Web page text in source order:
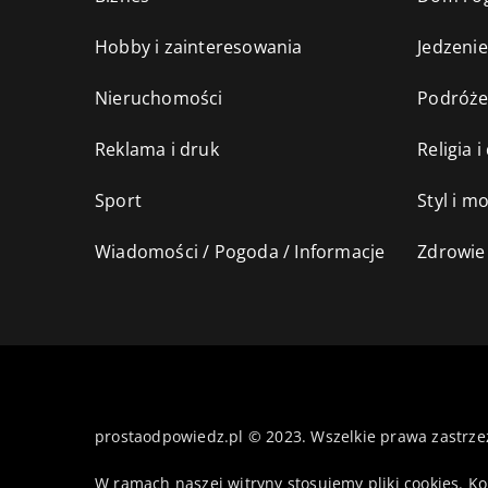
Hobby i zainteresowania
Nieruchomości Podróże
Reklama i druk Religia
Sport Styl i
Wiadomości / Pogoda / Informacje
prostaodpowiedz.pl © 2023. Wszelkie prawa
W ramach naszej witryny stosujemy pliki cookies.